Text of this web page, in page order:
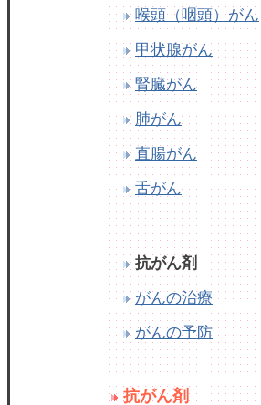
喉頭（咽頭）がん
甲状腺がん
腎臓がん
肺がん
直腸がん
舌がん
抗がん剤
がんの治療
がんの予防
抗がん剤